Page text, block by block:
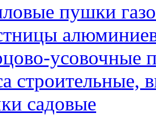
пушки
усовочные
строительные,
садовые